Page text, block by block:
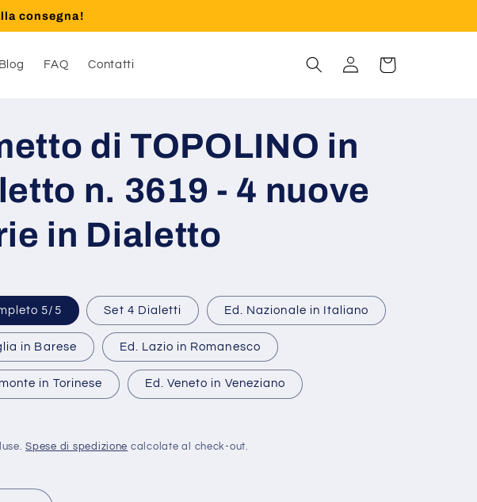
consegna!
Blog FAQ Contatti Accedi Carrello
di TOPOLINO in
n. 3619 - 4 nuove
in Dialetto
5/5 Set 4 Dialetti Ed. Nazionale in Italiano
in Barese Ed. Lazio in Romanesco
in Torinese Ed. Veneto in Veneziano
Spese di spedizione calcolate al check-out.